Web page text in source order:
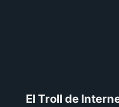
El Troll de